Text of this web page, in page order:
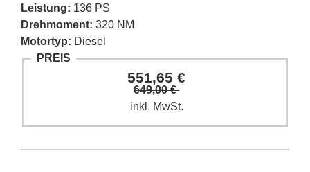
Leistung: 136 PS
Drehmoment: 320 NM
Motortyp: Diesel
PREIS
551,65 €
649,00 €
inkl. MwSt.